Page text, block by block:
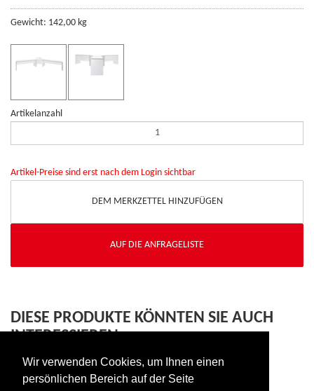
Wir verwenden Cookies, um Ihnen einen
persönlichen Bereich auf der Seite
Gewicht: 142,00 kg
Artikelanzahl
Artikel-Preise sind erst nach dem Login sichtbar
DEM MERKZETTEL HINZUFÜGEN
AUF DIE ANFRAGELISTE
DIESE PRODUKTE KÖNNTEN SIE AUCH
INTERESSIEREN